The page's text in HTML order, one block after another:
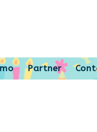
Partner